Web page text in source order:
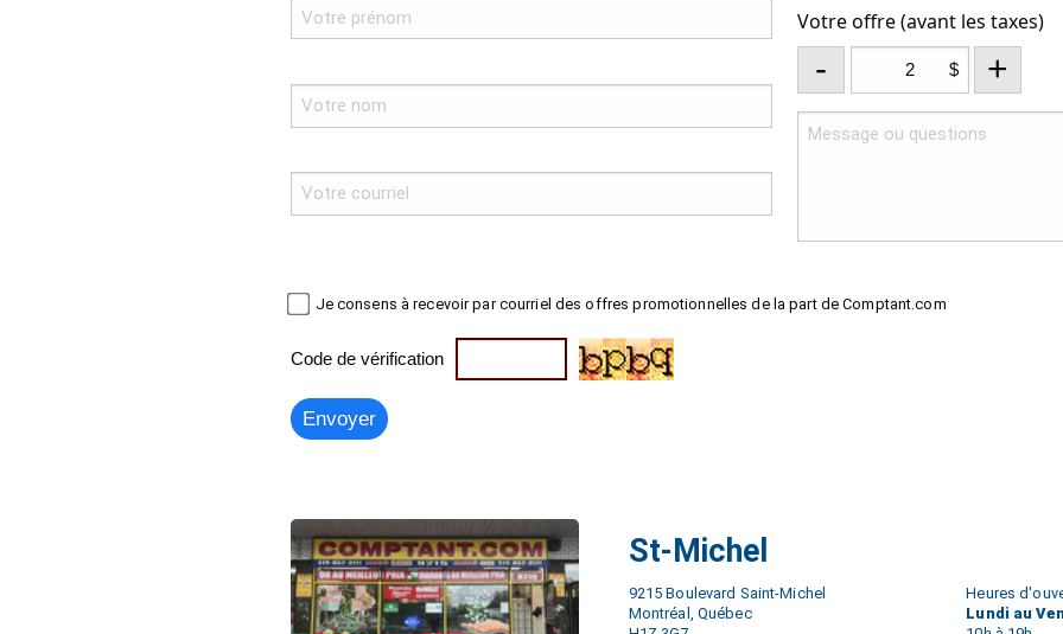
Votre offre (avant les taxes)
- $ +
Je consens à recevoir par courriel des offres promotionnelles de la part de Comptant.com
Code de vérification
St-Michel
9215 Boulevard Saint-Michel
Montréal, Québec
Heures
Lundi au